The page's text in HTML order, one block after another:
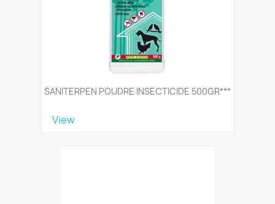
SANITERPEN POUDRE INSECTICIDE 500GR***
View